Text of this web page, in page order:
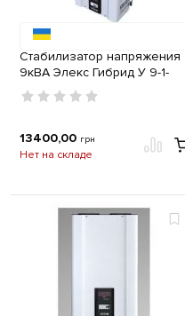
Стабилизатор напряжения
9кВА Элекс Гибрид У 9-1-
40А v2.0
13400,00 грн
Нет на складе